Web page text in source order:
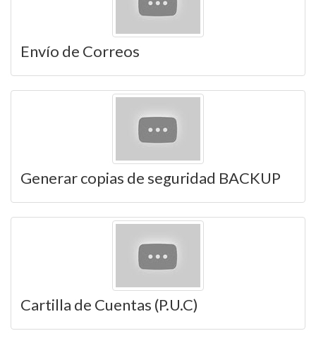
Envío de Correos
Generar copias de seguridad BACKUP
Cartilla de Cuentas (P.U.C)